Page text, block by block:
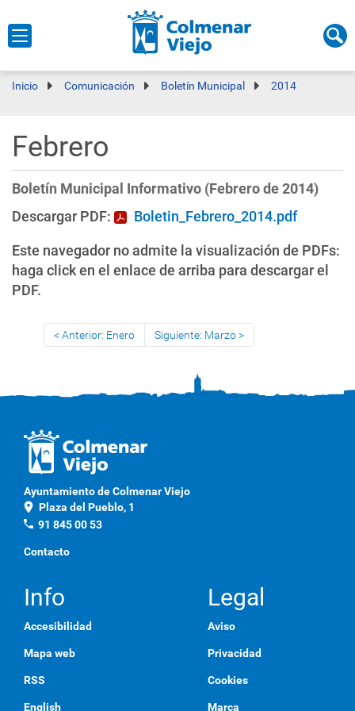
Inicio Comunicación Boletín Municipal 2014
Febrero
Boletín Municipal Informativo (Febrero de 2014)
Descargar PDF:
Boletin_Febrero_2014.pdf
Este navegador no admite la visualización de PDFs:
haga click en el enlace de arriba para descargar el
PDF.
Anterior: Enero Siguiente: Marzo
Ayuntamiento de Colmenar Viejo
location_on Plaza del Pueblo, 1
phone 91 845 00 53
Contacto
Info
Accesibilidad
Mapa web
RSS
English
Legal
Aviso
Privacidad
Cookies
Marca